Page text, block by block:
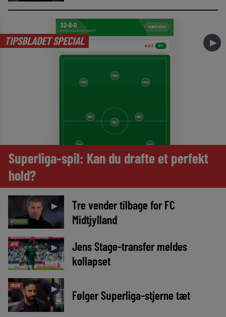
TIPSBLADET SPECIAL ►
Superliga-spil: Kan du drafte et perfekt
hold?
NYHEDER
►
Tre vender tilbage for FC
Midtjylland
AVIS ►
Jens Stage-transfer meldes
kollapset
MEDIE ► Følger Superliga-stjerne tæt